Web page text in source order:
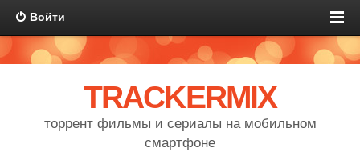
Войти
TRACKERMIX
торрент фильмы и сериалы на мобильном
смартфоне